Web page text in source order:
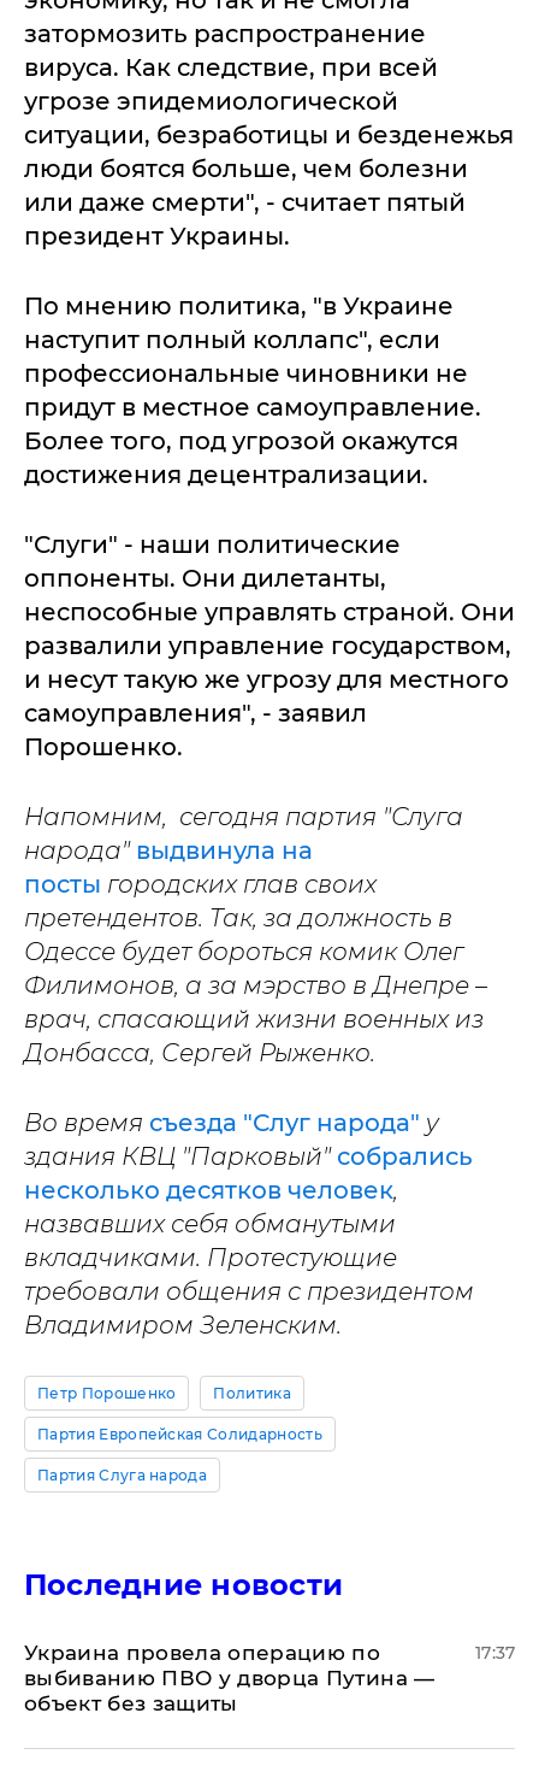
затормозить распространение
вируса. Как следствие, при всей
угрозе эпидемиологической
ситуации, безработицы и безденежья
люди боятся больше, чем болезни
или даже смерти", - считает пятый
президент Украины.
По мнению политика, "в Украине
наступит полный коллапс", если
профессиональные чиновники не
придут в местное самоуправление.
Более того, под угрозой окажутся
достижения децентрализации.
"Слуги" - наши политические
оппоненты. Они дилетанты,
неспособные управлять страной. Они
развалили управление государством,
и несут такую же угрозу для местного
самоуправления", - заявил
Порошенко.
Напомним, сегодня партия "Слуга
народа" выдвинула на
посты городских глав своих
претендентов. Так, за должность в
Одессе будет бороться комик Олег
Филимонов, а за мэрство в Днепре –
врач, спасающий жизни военных из
Донбасса, Сергей Рыженко.
Во время съезда "Слуг народа" у
здания КВЦ "Парковый" собрались
несколько десятков человек,
назвавших себя обманутыми
вкладчиками. Протестующие
требовали общения с президентом
Владимиром Зеленским.
Петр Порошенко Политика
Партия Европейская Солидарность
Партия Слуга народа
Последние новости
Украина провела операцию по
выбиванию ПВО у дворца Путина —
объект без защиты
17:37